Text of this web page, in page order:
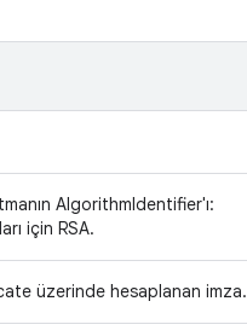
AlgorithmIdentifier'ı:
için RSA.
üzerinde hesaplanan imza.